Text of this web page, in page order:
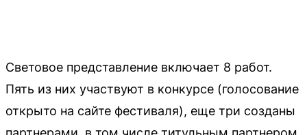
Световое представление включает 8 работ.
Пять из них участвуют в конкурсе (голосование
открыто на сайте фестиваля), еще три созданы